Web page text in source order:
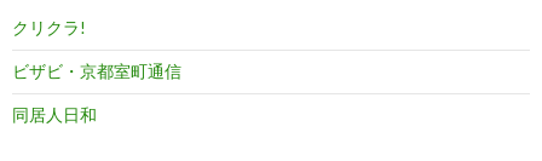
クリクラ!
ビザビ・京都室町通信
同居人日和